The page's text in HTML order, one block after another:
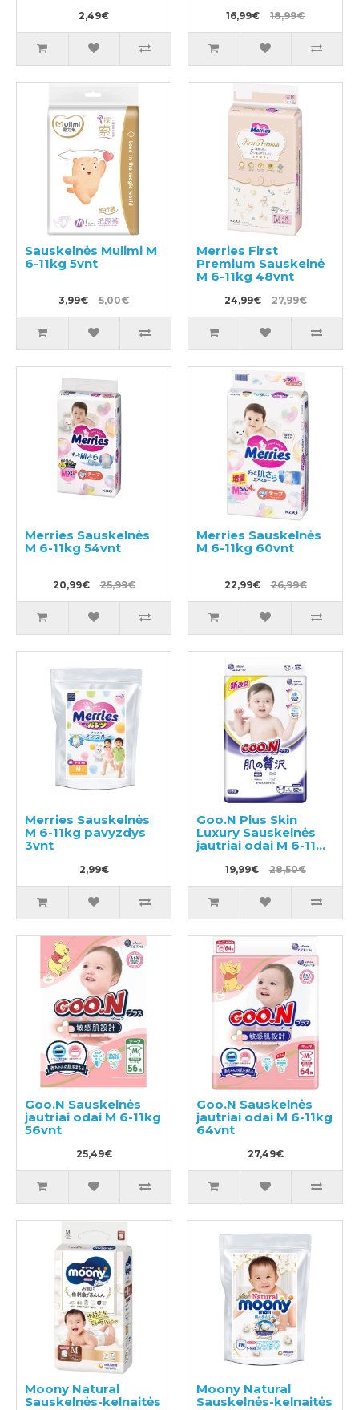
2,49€ 16,99€ 18,99€
Sauskelnės Mulimi M
6-11kg 5vnt
3,99€ 5,00€
Merries First
Premium Sauskelnė
M 6-11kg 48vnt
24,99€ 27,99€
Merries Sauskelnės
M 6-11kg 54vnt
20,99€ 25,99€
Merries Sauskelnės
M 6-11kg 60vnt
22,99€ 26,99€
Merries Sauskelnės
M 6-11kg pavyzdys
3vnt
2,99€
Goo.N Plus Skin
Luxury Sauskelnės
jautriai odai M 6-11
19,99€ 28,50€
Goo.N Sauskelnės
jautriai odai M 6-11kg
56vnt
25,49€
Goo.N Sauskelnės
jautriai odai M 6-11kg
64vnt
27,49€
Moony Natural
Sauskelnės-kelnaitės
Moony Natural
Sauskelnės-kelnaitės